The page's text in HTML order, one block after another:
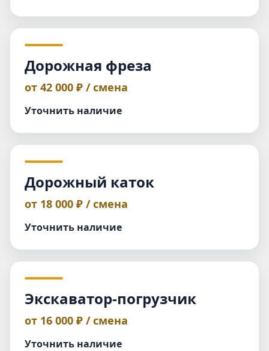
Дорожная фреза
от 42 000 ₽ / смена
Уточнить наличие
Дорожный каток
от 18 000 ₽ / смена
Уточнить наличие
Экскаватор-погрузчик
от 16 000 ₽ / смена
Уточнить наличие